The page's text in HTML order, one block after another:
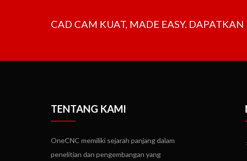
CAD CAM KUAT, MADE EASY.
TENTANG KAMI
OneCNC memiliki sejarah panjang dalam
penelitian dan pengembangan yang